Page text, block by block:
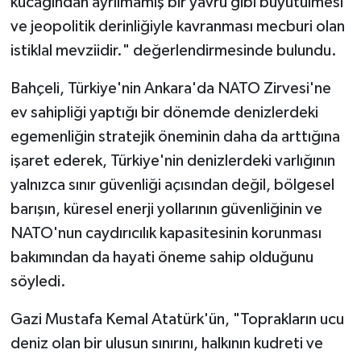
ve jeopolitik derinliğiyle kavranması mecburi olan
istiklal mevziidir." değerlendirmesinde bulundu.
Bahçeli, Türkiye'nin Ankara'da NATO Zirvesi'ne
ev sahipliği yaptığı bir dönemde denizlerdeki
egemenliğin stratejik öneminin daha da arttığına
işaret ederek, Türkiye'nin denizlerdeki varlığının
yalnızca sınır güvenliği açısından değil, bölgesel
barışın, küresel enerji yollarının güvenliğinin ve
NATO'nun caydırıcılık kapasitesinin korunması
bakımından da hayati öneme sahip olduğunu
söyledi.
Gazi Mustafa Kemal Atatürk'ün, "Toprakların ucu
deniz olan bir ulusun sınırını, halkının kudreti ve